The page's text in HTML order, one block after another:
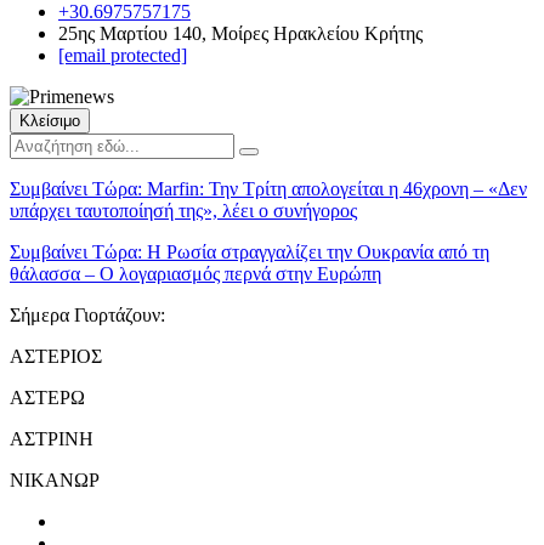
+30.6975757175
25ης Μαρτίου 140, Μοίρες Ηρακλείου Κρήτης
[email protected]
Κλείσιμο
Συμβαίνει Τώρα: Marfin: Την Τρίτη απολογείται η 46χρονη – «Δεν
υπάρχει ταυτοποίησή της», λέει ο συνήγορος
Συμβαίνει Τώρα: Η Ρωσία στραγγαλίζει την Ουκρανία από τη
θάλασσα – Ο λογαριασμός περνά στην Ευρώπη
Σήμερα Γιορτάζουν:
ΑΣΤΕΡΙΟΣ
ΑΣΤΕΡΩ
ΑΣΤΡΙΝΗ
ΝΙΚΑΝΩΡ